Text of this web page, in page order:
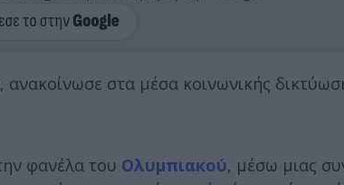
στα μέσα κοινωνικής
φανέλα του Ολυμπιακού, μέσω μιας